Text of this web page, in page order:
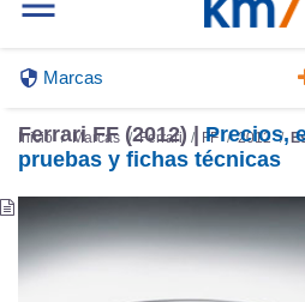
Marcas
Inicio Marcas Ferrari FF 2012
Ferrari FF (2012) |Precios,
pruebas y fichas técnicas